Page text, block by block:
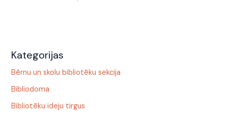
Kategorijas
Bērnu un skolu bibliotēku sekcija
Bibliodoma
Bibliotēku ideju tirgus